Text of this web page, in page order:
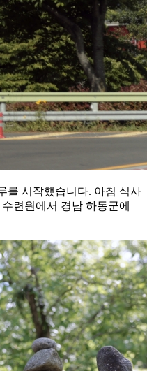
를 시작했습니다. 아침 식사
련원에서 경남 하동군에